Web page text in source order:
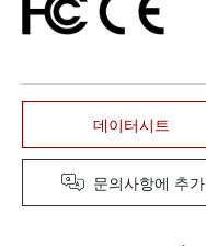
데이터시트
문의사항에 추가